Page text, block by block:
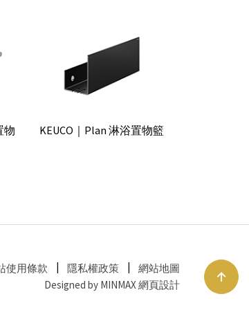
物
KEUCO｜Plan 淋浴置物籃
使用條款 隱私權政策
網站地圖
Designed by MINMAX 網頁設計